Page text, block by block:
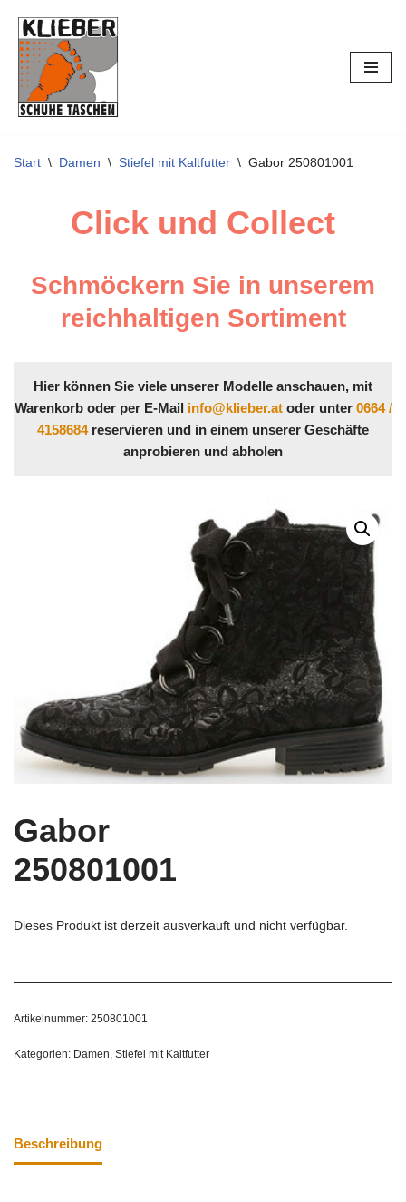
Zum
Inhalt
springen
Start \ Damen \ Stiefel mit Kaltfutter \ Gabor 250801001
Click und Collect
Schmöckern Sie in unserem
reichhaltigen Sortiment
Hier können Sie viele unserer Modelle anschauen, mit
Warenkorb oder per E-Mail info@klieber.atoder unter 0664 /
4158684reservieren und in einem unserer Geschäfte
anprobieren und abholen
Gabor
250801001
Dieses Produkt ist derzeit ausverkauft und nicht verfügbar.
Artikelnummer: 250801001
Kategorien: Damen Stiefel mit Kaltfutter
Beschreibung